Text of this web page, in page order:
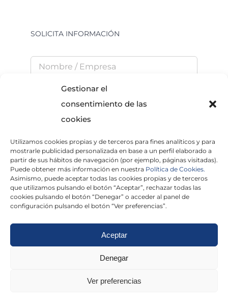
Gestionar el
consentimiento de las
cookies
Utilizamos cookies propias y de terceros para fines analíticos y para
mostrarle publicidad personalizada en base a un perfil elaborado a
partir de sus hábitos de navegación (por ejemplo, páginas visitadas).
Puede obtener más información en nuestra Política de Cookies.
Asimismo, puede aceptar todas las cookies propias y de terceros
que utilizamos pulsando el botón “Aceptar”, rechazar todas las
cookies pulsando el botón “Denegar” o acceder al panel de
configuración pulsando el botón “Ver preferencias”.
Aceptar
Denegar
Ver preferencias
SOLICITA INFORMACIÓN
He leído y acepto laPolítica de Privacidad
×
Politica de cookies|Aviso Legal
Madrid|Tarragona